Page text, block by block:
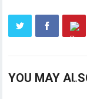
YOU MAY